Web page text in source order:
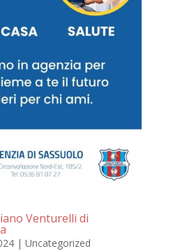
Venturelli di
| Uncategorized